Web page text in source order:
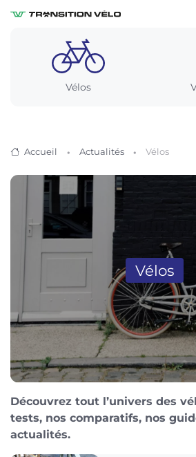
Vélos
Accueil Actualités Vélos
Vélos
Découvrez tout l’univers des
tests, nos comparatifs, nos
actualités.